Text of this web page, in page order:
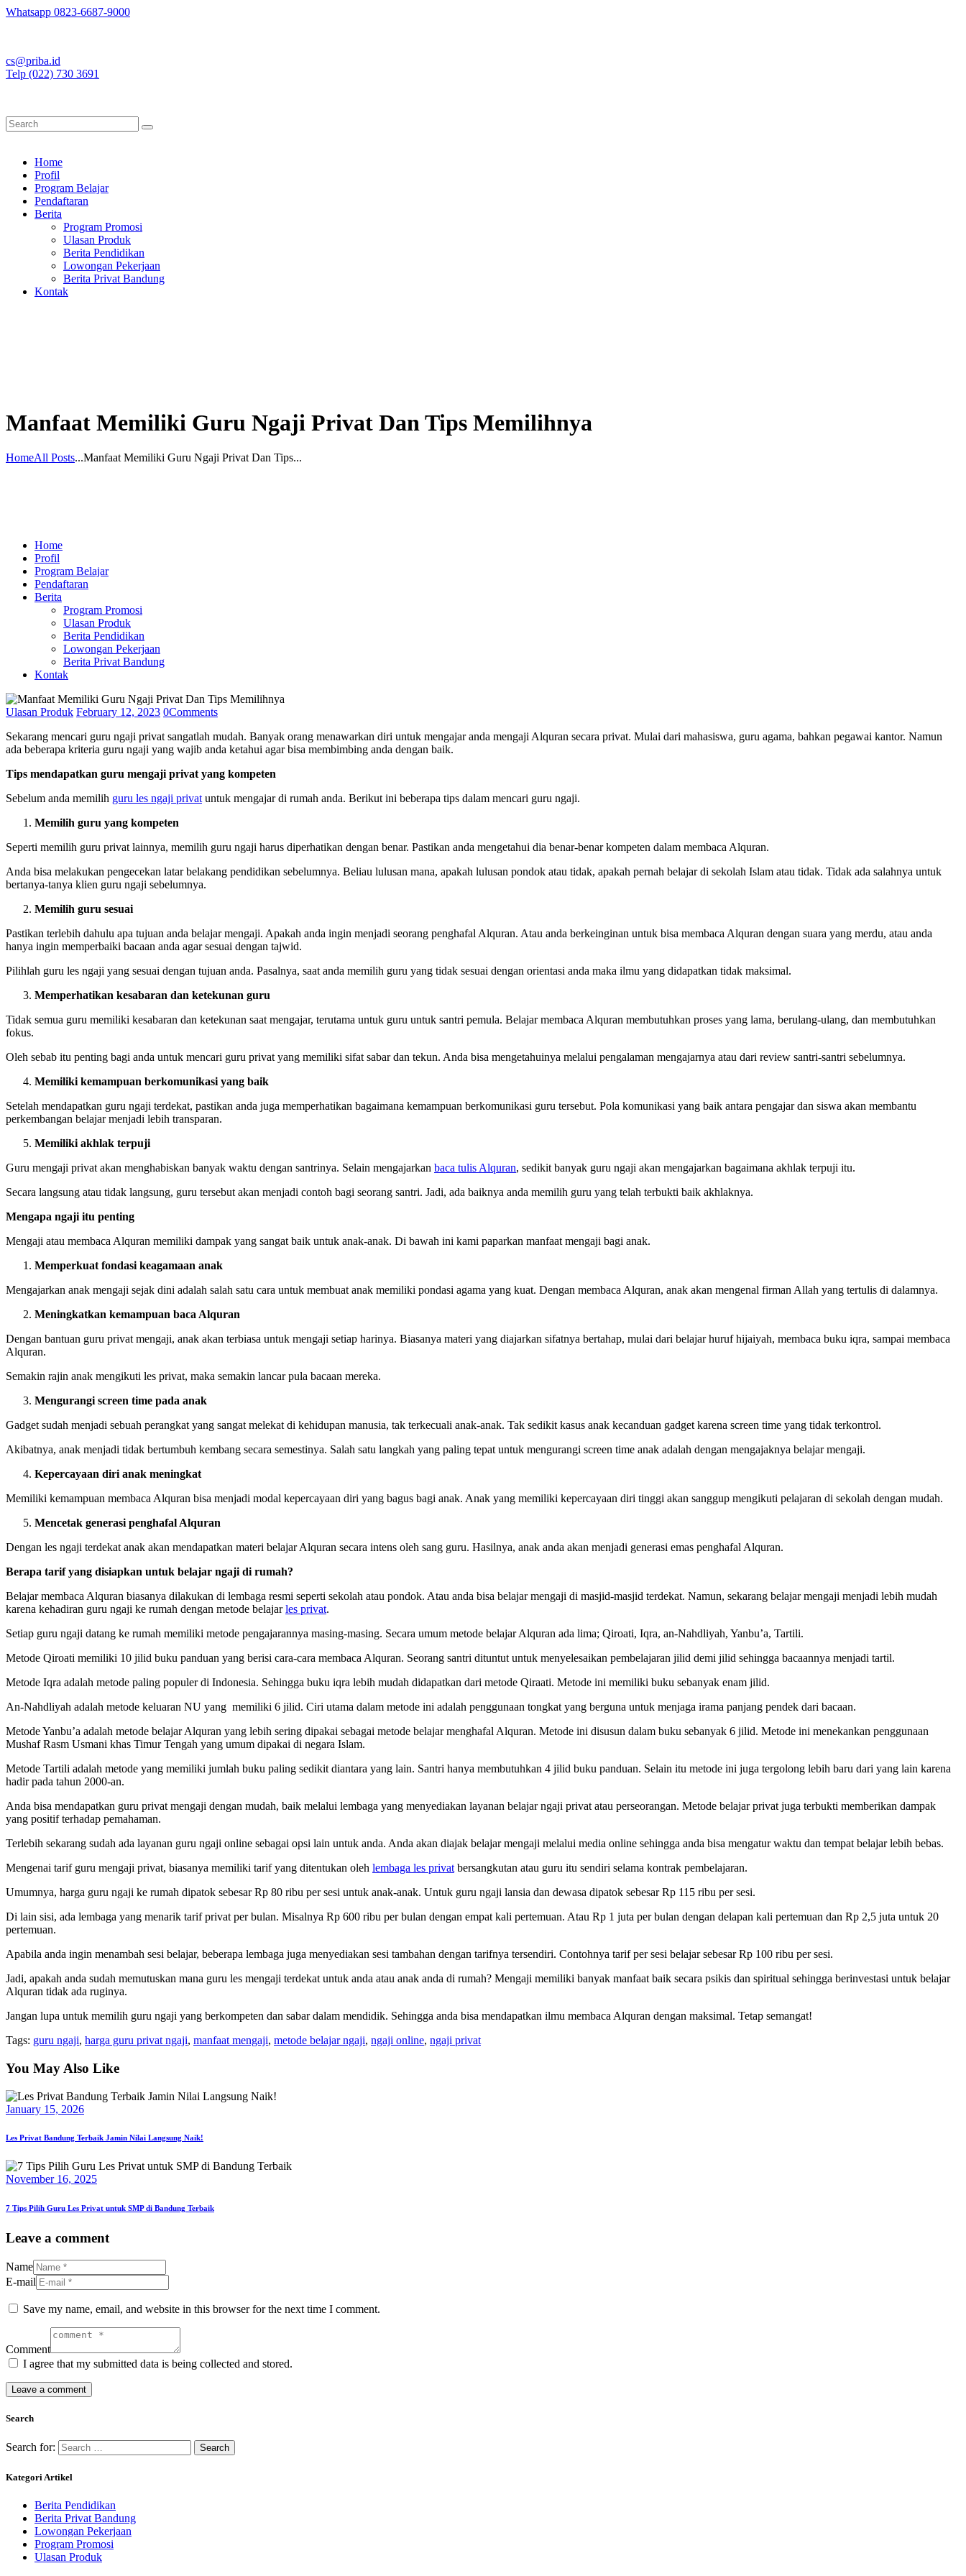
Whatsapp 0823-6687-9000
cs@priba.id
Telp (022) 730 3691
Home
Profil
Program Belajar
Pendaftaran
Berita
Program Promosi
Ulasan Produk
Berita Pendidikan
Lowongan Pekerjaan
Berita Privat Bandung
Kontak
Manfaat Memiliki Guru Ngaji Privat Dan Tips Memilihnya
HomeAll Posts...Manfaat Memiliki Guru Ngaji Privat Dan Tips...
Home
Profil
Program Belajar
Pendaftaran
Berita
Program Promosi
Ulasan Produk
Berita Pendidikan
Lowongan Pekerjaan
Berita Privat Bandung
Kontak
Ulasan Produk February 12, 2023 0Comments
Sekarang mencari guru ngaji privat sangatlah mudah. Banyak orang menawarkan diri untuk mengajar anda mengaji Alquran secara privat. Mulai dari mahasiswa, guru agama, bahkan pegawai kantor. Namun
ada beberapa kriteria guru ngaji yang wajib anda ketahui agar bisa membimbing anda dengan baik.
Tips mendapatkan guru mengaji privat yang kompeten
Sebelum anda memilih guru les ngaji privat untuk mengajar di rumah anda. Berikut ini beberapa tips dalam mencari guru ngaji.
Memilih guru yang kompeten
Seperti memilih guru privat lainnya, memilih guru ngaji harus diperhatikan dengan benar. Pastikan anda mengetahui dia benar-benar kompeten dalam membaca Alquran.
Anda bisa melakukan pengecekan latar belakang pendidikan sebelumnya. Beliau lulusan mana, apakah lulusan pondok atau tidak, apakah pernah belajar di sekolah Islam atau tidak. Tidak ada salahnya untuk
bertanya-tanya klien guru ngaji sebelumnya.
Memilih guru sesuai
Pastikan terlebih dahulu apa tujuan anda belajar mengaji. Apakah anda ingin menjadi seorang penghafal Alquran. Atau anda berkeinginan untuk bisa membaca Alquran dengan suara yang merdu, atau anda
hanya ingin memperbaiki bacaan anda agar sesuai dengan tajwid.
Pilihlah guru les ngaji yang sesuai dengan tujuan anda. Pasalnya, saat anda memilih guru yang tidak sesuai dengan orientasi anda maka ilmu yang didapatkan tidak maksimal.
Memperhatikan kesabaran dan ketekunan guru
Tidak semua guru memiliki kesabaran dan ketekunan saat mengajar, terutama untuk guru untuk santri pemula. Belajar membaca Alquran membutuhkan proses yang lama, berulang-ulang, dan membutuhkan
fokus.
Oleh sebab itu penting bagi anda untuk mencari guru privat yang memiliki sifat sabar dan tekun. Anda bisa mengetahuinya melalui pengalaman mengajarnya atau dari review santri-santri sebelumnya.
Memiliki kemampuan berkomunikasi yang baik
Setelah mendapatkan guru ngaji terdekat, pastikan anda juga memperhatikan bagaimana kemampuan berkomunikasi guru tersebut. Pola komunikasi yang baik antara pengajar dan siswa akan membantu
perkembangan belajar menjadi lebih transparan.
Memiliki akhlak terpuji
Guru mengaji privat akan menghabiskan banyak waktu dengan santrinya. Selain mengajarkan baca tulis Alquran, sedikit banyak guru ngaji akan mengajarkan bagaimana akhlak terpuji itu.
Secara langsung atau tidak langsung, guru tersebut akan menjadi contoh bagi seorang santri. Jadi, ada baiknya anda memilih guru yang telah terbukti baik akhlaknya.
Mengapa ngaji itu penting
Mengaji atau membaca Alquran memiliki dampak yang sangat baik untuk anak-anak. Di bawah ini kami paparkan manfaat mengaji bagi anak.
Memperkuat fondasi keagamaan anak
Mengajarkan anak mengaji sejak dini adalah salah satu cara untuk membuat anak memiliki pondasi agama yang kuat. Dengan membaca Alquran, anak akan mengenal firman Allah yang tertulis di dalamnya.
Meningkatkan kemampuan baca Alquran
Dengan bantuan guru privat mengaji, anak akan terbiasa untuk mengaji setiap harinya. Biasanya materi yang diajarkan sifatnya bertahap, mulai dari belajar huruf hijaiyah, membaca buku iqra, sampai membaca
Alquran.
Semakin rajin anak mengikuti les privat, maka semakin lancar pula bacaan mereka.
Mengurangi screen time pada anak
Gadget sudah menjadi sebuah perangkat yang sangat melekat di kehidupan manusia, tak terkecuali anak-anak. Tak sedikit kasus anak kecanduan gadget karena screen time yang tidak terkontrol.
Akibatnya, anak menjadi tidak bertumbuh kembang secara semestinya. Salah satu langkah yang paling tepat untuk mengurangi screen time anak adalah dengan mengajaknya belajar mengaji.
Kepercayaan diri anak meningkat
Memiliki kemampuan membaca Alquran bisa menjadi modal kepercayaan diri yang bagus bagi anak. Anak yang memiliki kepercayaan diri tinggi akan sanggup mengikuti pelajaran di sekolah dengan mudah.
Mencetak generasi penghafal Alquran
Dengan les ngaji terdekat anak akan mendapatkan materi belajar Alquran secara intens oleh sang guru. Hasilnya, anak anda akan menjadi generasi emas penghafal Alquran.
Berapa tarif yang disiapkan untuk belajar ngaji di rumah?
Belajar membaca Alquran biasanya dilakukan di lembaga resmi seperti sekolah atau pondok. Atau anda bisa belajar mengaji di masjid-masjid terdekat. Namun, sekarang belajar mengaji menjadi lebih mudah
karena kehadiran guru ngaji ke rumah dengan metode belajarles privat.
Setiap guru ngaji datang ke rumah memiliki metode pengajarannya masing-masing. Secara umum metode belajar Alquran ada lima; Qiroati, Iqra, an-Nahdliyah, Yanbu’a, Tartili.
Metode Qiroati memiliki 10 jilid buku panduan yang berisi cara-cara membaca Alquran. Seorang santri dituntut untuk menyelesaikan pembelajaran jilid demi jilid sehingga bacaannya menjadi tartil.
Metode Iqra adalah metode paling populer di Indonesia. Sehingga buku iqra lebih mudah didapatkan dari metode Qiraati. Metode ini memiliki buku sebanyak enam jilid.
An-Nahdliyah adalah metode keluaran NU yang memiliki 6 jilid. Ciri utama dalam metode ini adalah penggunaan tongkat yang berguna untuk menjaga irama panjang pendek dari bacaan.
Metode Yanbu’a adalah metode belajar Alquran yang lebih sering dipakai sebagai metode belajar menghafal Alquran. Metode ini disusun dalam buku sebanyak 6 jilid. Metode ini menekankan penggunaan
Mushaf Rasm Usmani khas Timur Tengah yang umum dipakai di negara Islam.
Metode Tartili adalah metode yang memiliki jumlah buku paling sedikit diantara yang lain. Santri hanya membutuhkan 4 jilid buku panduan. Selain itu metode ini juga tergolong lebih baru dari yang lain karena
hadir pada tahun 2000-an.
Anda bisa mendapatkan guru privat mengaji dengan mudah, baik melalui lembaga yang menyediakan layanan belajar ngaji privat atau perseorangan. Metode belajar privat juga terbukti memberikan dampak
yang positif terhadap pemahaman.
Terlebih sekarang sudah ada layanan guru ngaji online sebagai opsi lain untuk anda. Anda akan diajak belajar mengaji melalui media online sehingga anda bisa mengatur waktu dan tempat belajar lebih bebas.
Mengenai tarif guru mengaji privat, biasanya memiliki tarif yang ditentukan oleh lembaga les privat bersangkutan atau guru itu sendiri selama kontrak pembelajaran.
Umumnya, harga guru ngaji ke rumah dipatok sebesar Rp 80 ribu per sesi untuk anak-anak. Untuk guru ngaji lansia dan dewasa dipatok sebesar Rp 115 ribu per sesi.
Di lain sisi, ada lembaga yang menarik tarif privat per bulan. Misalnya Rp 600 ribu per bulan dengan empat kali pertemuan. Atau Rp 1 juta per bulan dengan delapan kali pertemuan dan Rp 2,5 juta untuk 20
pertemuan.
Apabila anda ingin menambah sesi belajar, beberapa lembaga juga menyediakan sesi tambahan dengan tarifnya tersendiri. Contohnya tarif per sesi belajar sebesar Rp 100 ribu per sesi.
Jadi, apakah anda sudah memutuskan mana guru les mengaji terdekat untuk anda atau anak anda di rumah? Mengaji memiliki banyak manfaat baik secara psikis dan spiritual sehingga berinvestasi untuk belajar
Alquran tidak ada ruginya.
Jangan lupa untuk memilih guru ngaji yang berkompeten dan sabar dalam mendidik. Sehingga anda bisa mendapatkan ilmu membaca Alquran dengan maksimal. Tetap semangat!
Tags: guru ngaji, harga guru privat ngaji, manfaat mengaji, metode belajar ngaji, ngaji online, ngaji privat
You May Also Like
January 15, 2026
Les Privat Bandung Terbaik Jamin Nilai Langsung Naik!
November 16, 2025
7 Tips Pilih Guru Les Privat untuk SMP di Bandung Terbaik
Leave a comment
Name
E-mail
Save my name, email, and website in this browser for the next time I comment.
Comment
I agree that my submitted data is being collected and stored.
Search
Search for:
Kategori Artikel
Berita Pendidikan
Berita Privat Bandung
Lowongan Pekerjaan
Program Promosi
Ulasan Produk